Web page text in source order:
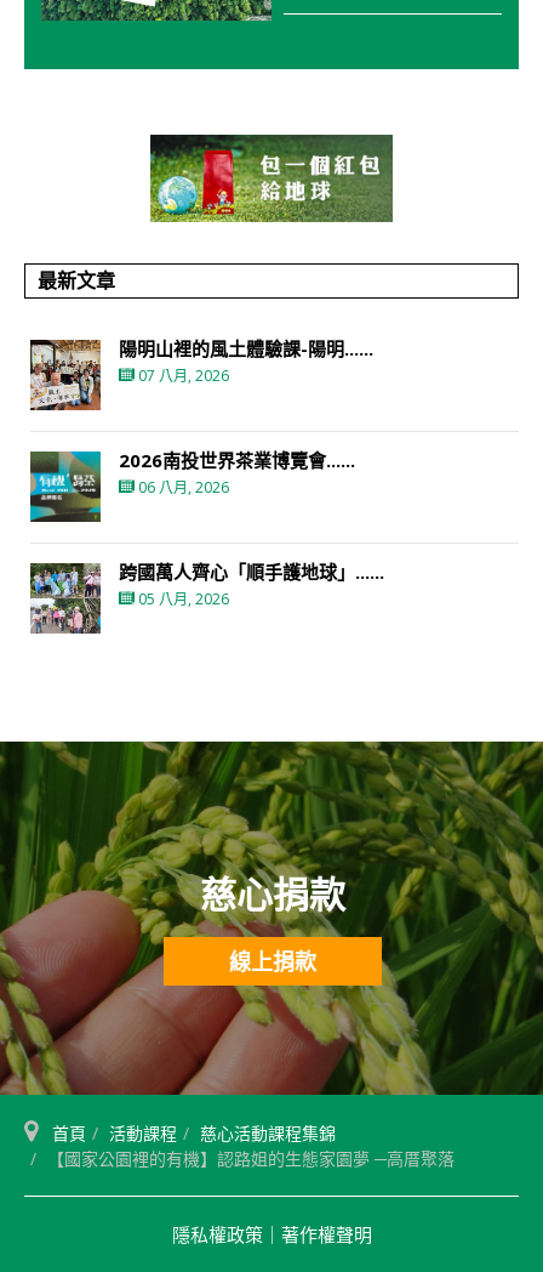
最新文章
陽明山裡的風土體驗課-陽明......
07 八月, 2026
2026南投世界茶業博覽會......
06 八月, 2026
跨國萬人齊心「順手護地球」......
05 八月, 2026
慈心捐款
線上捐款
首頁 活動課程
慈心活動課程集錦
【國家公園裡的有機】認路姐的生態家園夢 ─高厝聚落
隱私權政策｜ 著作權聲明